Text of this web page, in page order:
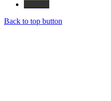
Back to top button